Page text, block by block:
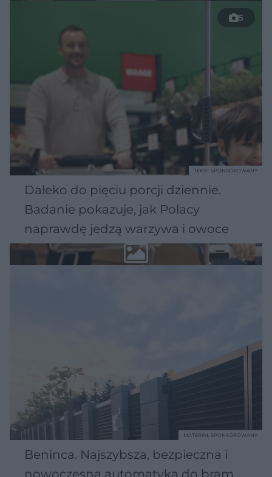
5
Daleko do pięciu porcji dziennie.
Badanie pokazuje, jak Polacy
naprawdę jedzą warzywa i owoce
TEKST SPONSOROWANY
Beninca. Najszybsza, bezpieczna i
nowoczesna automatyka do bram
MATERIAŁ SPONSOROWANY